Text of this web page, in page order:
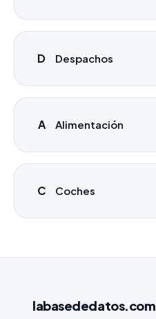
D Despachos
A Alimentación
C Coches
labasededatos.com